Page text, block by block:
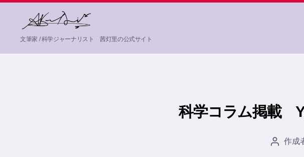
茜
文筆家 / 科学ジャーナリスト 茜灯里の公式サイト
科学コラム掲載
投
作成